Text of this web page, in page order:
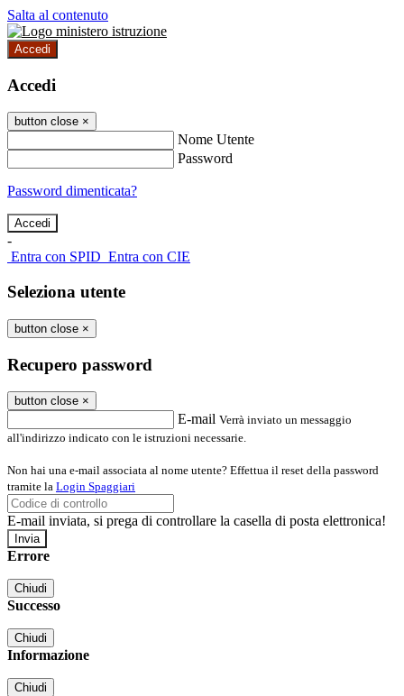
Salta al contenuto
Accedi
Accedi
button close ×
Nome Utente
Password
Password dimenticata?
-
Entra con SPID Entra con CIE
Seleziona utente
button close ×
Recupero password
button close ×
E-mail Verrà inviato un messaggio
all'indirizzo indicato con le istruzioni necessarie.
Non hai una e-mail associata al nome utente? Effettua il reset della password
tramite la Login Spaggiari
E-mail inviata, si prega di controllare la casella di posta elettronica!
Errore
Chiudi
Successo
Chiudi
Informazione
Chiudi